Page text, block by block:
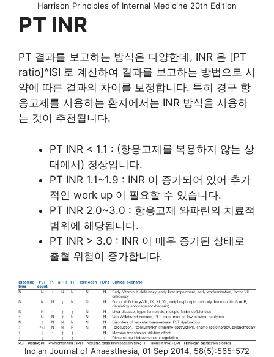
Harrison Principles of Internal Medicine 20th Edition
PT INR
PT 결과를 보고하는 방식은 다양한데, INR 은 [PT
ratio]^ISI 로 계산하여 결과를 보고하는 방법으로 시
약에 따른 결과의 차이를 보정합니다. 특히 경구 항
응고제를 사용하는 환자에서는 INR 방식을 사용하
는 것이 추천됩니다.
PT INR < 1.1 : (항응고제를 복용하지 않는 상
태에서) 정상입니다.
PT INR 1.1~1.9 : INR 이 증가되어 있어 추가
적인 work up 이 필요할 수 있습니다.
PT INR 2.0~3.0 : 항응고제 와파린의 치료적
범위에 해당됩니다.
PT INR > 3.0 : INR 이 매우 증가된 상태로
출혈 위험이 증가합니다.
Indian Journal of Anaesthesia, 01 Sep 2014, 58(5):565-572